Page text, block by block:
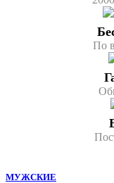
По
МУЖСКИЕ